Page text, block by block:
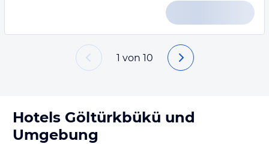
1 von 10
Hotels Göltürkbükü und
Umgebung